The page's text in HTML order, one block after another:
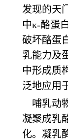
发现的天
中κ-酪蛋
破坏酪蛋
乳能力及
中形成质
泛地应用
哺乳动
凝聚成乳
化。凝乳